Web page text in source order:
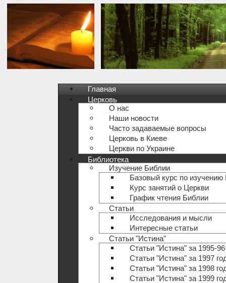
Главная
Церковь
О нас
Наши новости
Часто задаваемые вопросы
Церковь в Киеве
Церкви по Украине
Библиотека
Изучение Библии
Базовый курс по изучению
Курс занятий о Церкви
График чтения Библии
Статьи
Исследования и мысли
Интересные статьи
Статьи "Истина"
Статьи "Истина" за 1995-
Статьи "Истина" за 1997
Статьи "Истина" за 1998
Статьи "Истина" за 1999